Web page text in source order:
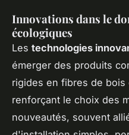
Innovations dans le
écologiques
Les technologies
émerger des produits
rigides en fibres de
renforçant le choix des
nouveautés, souvent